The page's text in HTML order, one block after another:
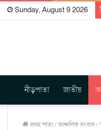
Sunday, August 9 2026
নীড়পাতা জাতীয়
প্রথম পাতা/আঞ্চলিক সংবাদ/